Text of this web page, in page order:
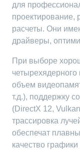
для
проектирование,
расчеты. Они
драйверы,
При выборе
четырехядерного
объем
т.д.), поддержку
(DirectX 12,
трассировка
обеспечат
качество